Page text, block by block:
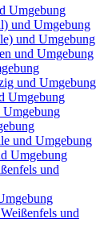
Umgebung
und Umgebung
und Umgebung
und Umgebung
und Umgebung
Umgebung
und Umgebung
Umgebung
und
und